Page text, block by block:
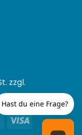
zzgl.
MasterCard
Visa